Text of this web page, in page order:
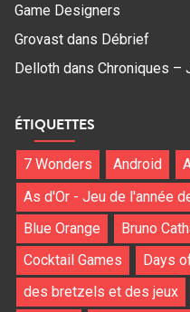
Game Designers
Grovast dans Débrief
Delloth dans Chroniques –
ÉTIQUETTES
7 Wonders Android
As d'Or - Jeu de l'année
Blue Orange
Bruno
Cocktail Games
Days
des bretzels et des jeux